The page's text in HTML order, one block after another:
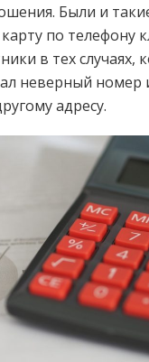
Были и
по телефону
в тех случаях,
неверный номер
адресу.